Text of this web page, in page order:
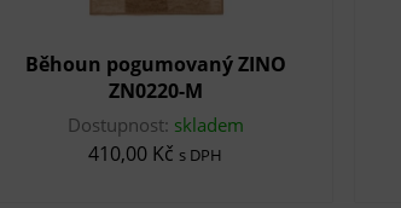
Běhoun pogumovaný ZINO
ZN0220-M
Dostupnost: skladem
410,00 Kč s DPH